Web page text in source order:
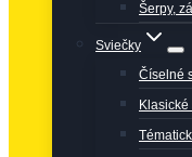
Šerpy,
Sviečky
Číselné